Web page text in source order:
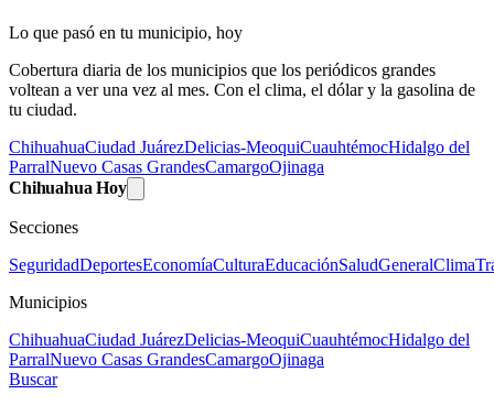
Lo que pasó en tu municipio, hoy
Cobertura diaria de los municipios que los periódicos grandes
voltean a ver una vez al mes. Con el clima, el dólar y la gasolina de
tu ciudad.
ChihuahuaCiudad JuárezDelicias-MeoquiCuauhtémocHidalgo del
ParralNuevo Casas GrandesCamargoOjinaga
Chihuahua Hoy
Secciones
SeguridadDeportesEconomíaCulturaEducaciónSaludGeneralClima
Municipios
ChihuahuaCiudad JuárezDelicias-MeoquiCuauhtémocHidalgo del
ParralNuevo Casas GrandesCamargoOjinaga
Buscar